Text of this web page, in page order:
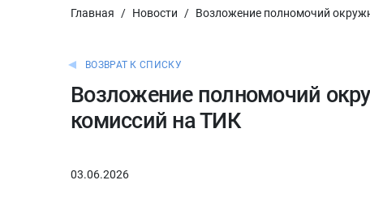
Главная / Новости / Возложение полномочий
ВОЗВРАТ К СПИСКУ
Возложение полномочий
комиссий на ТИК
03.06.2026